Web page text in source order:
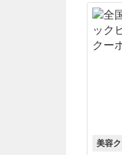
美容